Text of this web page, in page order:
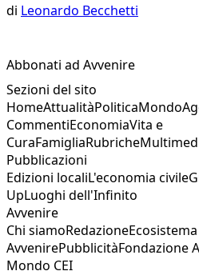
di Leonardo Becchetti
Abbonati ad Avvenire
Sezioni del sito
HomeAttualitàPoliticaMondo
CommentiEconomiaVita e
CuraFamigliaRubriche
Pubblicazioni
Edizioni localiL'economia civile
UpLuoghi dell'Infinito
Avvenire
Chi siamoRedazioneEcosistema
AvvenirePubblicitàFondazione
Mondo CEI